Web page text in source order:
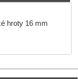
hroty 16 mm